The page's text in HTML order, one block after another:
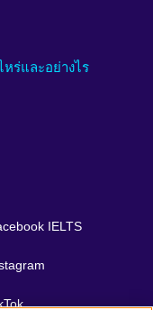
หร่และอย่างไร
IELTS